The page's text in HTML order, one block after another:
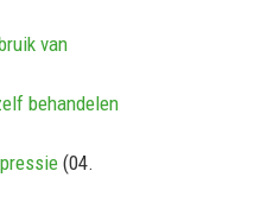
van
behandelen
(04.